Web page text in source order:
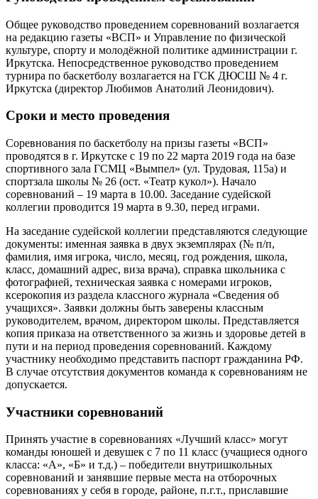
Общее руководство проведением соревнований возлагается
на редакцию газеты «ВСП» и Управление по физической
культуре, спорту и молодёжной политике администрации г.
Иркутска. Непосредственное руководство проведением
турнира по баскетболу возлагается на ГСК ДЮСШ № 4 г.
Иркутска (директор Любимов Анатолий Леонидович).
Сроки и место проведения
Соревнования по баскетболу на призы газеты «ВСП»
проводятся в г. Иркутске с 19 по 22 марта 2019 года на базе
спортивного зала ГСМЦ «Вымпел» (ул. Трудовая, 115а) и
спортзала школы № 26 (ост. «Театр кукол»). Начало
соревнований – 19 марта в 10.00. Заседание судейской
коллегии проводится 19 марта в 9.30, перед играми.
На заседание судейской коллегии представляются следующие
документы: именная заявка в двух экземплярах (№ п/п,
фамилия, имя игрока, число, месяц, год рождения, школа,
класс, домашний адрес, виза врача), справка школьника с
фотографией, техническая заявка с номерами игроков,
ксерокопия из раздела классного журнала «Сведения об
учащихся». Заявки должны быть заверены классным
руководителем, врачом, директором школы. Представляется
копия приказа на ответственного за жизнь и здоровье детей в
пути и на период проведения соревнований. Каждому
участнику необходимо представить паспорт гражданина РФ.
В случае отсутствия документов команда к соревнованиям не
допускается.
Участники соревнований
Принять участие в соревнованиях «Лучший класс» могут
команды юношей и девушек с 7 по 11 класс (учащиеся одного
класса: «А», «Б» и т.д.) – победители внутришкольных
соревнований и занявшие первые места на отборочных
соревнованиях у себя в городе, районе, п.г.т., приславшие